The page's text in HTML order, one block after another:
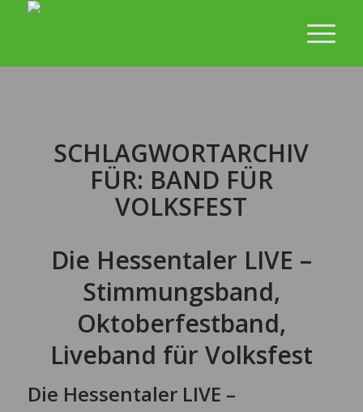
SCHLAGWORTARCHIV
FÜR: BAND FÜR
VOLKSFEST
Die Hessentaler LIVE –
Stimmungsband,
Oktoberfestband,
Liveband für Volksfest
Die Hessentaler LIVE –